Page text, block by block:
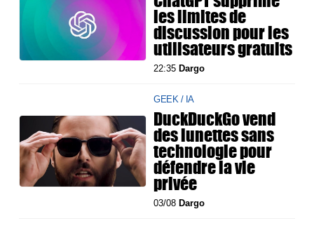
les limites de
discussion pour les
utilisateurs gratuits
22:35 Dargo
GEEK / IA
DuckDuckGo vend
des lunettes sans
technologie pour
défendre la vie
privée
03/08 Dargo